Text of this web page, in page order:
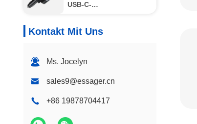
USB-C-
Kontakt Mit Uns
Ms. Jocelyn
sales9@essager.cn
+86 19878704417